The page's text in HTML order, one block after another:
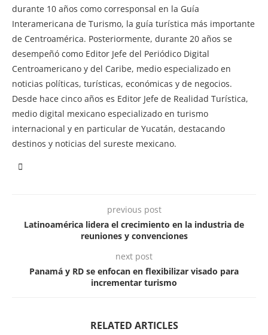
durante 10 años como corresponsal en la Guía
Interamericana de Turismo, la guía turística más importante
de Centroamérica. Posteriormente, durante 20 años se
desempeñó como Editor Jefe del Periódico Digital
Centroamericano y del Caribe, medio especializado en
noticias políticas, turísticas, económicas y de negocios.
Desde hace cinco años es Editor Jefe de Realidad Turística,
medio digital mexicano especializado en turismo
internacional y en particular de Yucatán, destacando
destinos y noticias del sureste mexicano.
previous post
Latinoamérica lidera el crecimiento en la industria de
reuniones y convenciones
next post
Panamá y RD se enfocan en flexibilizar visado para
incrementar turismo
RELATED ARTICLES